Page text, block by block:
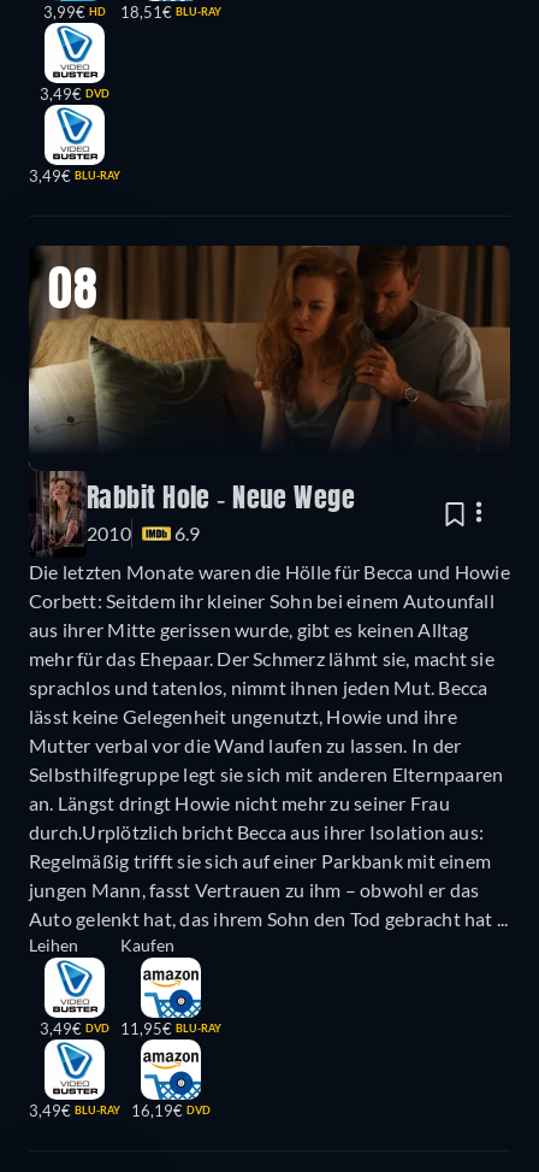
3,99€ HD
3,49€ DVD
3,49€ BLU-RAY
18,51€ BLU-RAY
08
Rabbit Hole - Neue Wege
2010
6.9
Die letzten Monate waren die Hölle für Becca und Howie
Corbett: Seitdem ihr kleiner Sohn bei einem Autounfall
aus ihrer Mitte gerissen wurde, gibt es keinen Alltag
mehr für das Ehepaar. Der Schmerz lähmt sie, macht sie
sprachlos und tatenlos, nimmt ihnen jeden Mut. Becca
lässt keine Gelegenheit ungenutzt, Howie und ihre
Mutter verbal vor die Wand laufen zu lassen. In der
Selbsthilfegruppe legt sie sich mit anderen Elternpaaren
an. Längst dringt Howie nicht mehr zu seiner Frau
durch.Urplötzlich bricht Becca aus ihrer Isolation aus:
Regelmäßig trifft sie sich auf einer Parkbank mit einem
jungen Mann, fasst Vertrauen zu ihm – obwohl er das
Auto gelenkt hat, das ihrem Sohn den Tod gebracht hat ...
Leihen
3,49€ DVD
3,49€ BLU-RAY
Kaufen
11,95€ BLU-RAY
16,19€ DVD